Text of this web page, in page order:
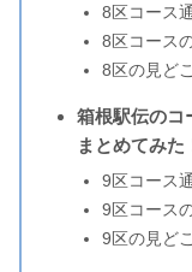
8区コース
8区コース
8区の見ど
箱根駅伝のコ
まとめてみた
9区コース
9区コース
9区の見ど